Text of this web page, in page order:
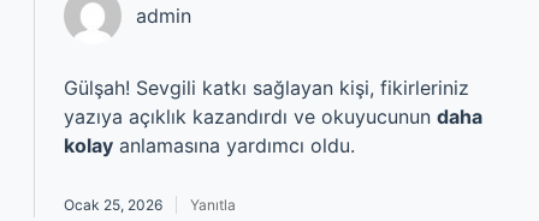
admin
Gülşah! Sevgili katkı sağlayan kişi, fikirleriniz
yazıya açıklık kazandırdı ve okuyucunun daha
kolay anlamasına yardımcı oldu.
Ocak 25, 2026 Yanıtla